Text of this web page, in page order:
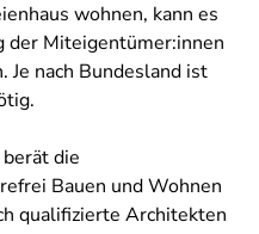
wohnen, kann es
der Miteigentümer:innen
Je nach Bundesland ist
die
Bauen und Wohnen
qualifizierte Architekten